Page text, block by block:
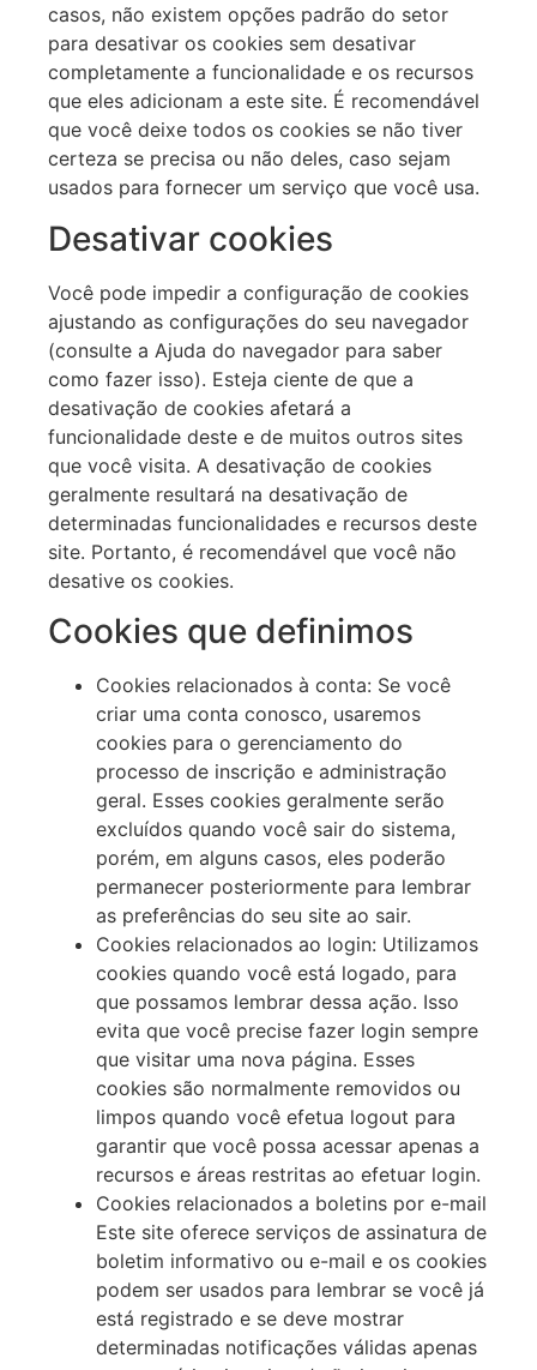
casos, não existem opções padrão do setor
para desativar os cookies sem desativar
completamente a funcionalidade e os recursos
que eles adicionam a este site. É recomendável
que você deixe todos os cookies se não tiver
certeza se precisa ou não deles, caso sejam
usados para fornecer um serviço que você usa.
Desativar cookies
Você pode impedir a configuração de cookies
ajustando as configurações do seu navegador
(consulte a Ajuda do navegador para saber
como fazer isso). Esteja ciente de que a
desativação de cookies afetará a
funcionalidade deste e de muitos outros sites
que você visita. A desativação de cookies
geralmente resultará na desativação de
determinadas funcionalidades e recursos deste
site. Portanto, é recomendável que você não
desative os cookies.
Cookies que definimos
Cookies relacionados à conta: Se você
criar uma conta conosco, usaremos
cookies para o gerenciamento do
processo de inscrição e administração
geral. Esses cookies geralmente serão
excluídos quando você sair do sistema,
porém, em alguns casos, eles poderão
permanecer posteriormente para lembrar
as preferências do seu site ao sair.
Cookies relacionados ao login: Utilizamos
cookies quando você está logado, para
que possamos lembrar dessa ação. Isso
evita que você precise fazer login sempre
que visitar uma nova página. Esses
cookies são normalmente removidos ou
limpos quando você efetua logout para
garantir que você possa acessar apenas a
recursos e áreas restritas ao efetuar login.
Cookies relacionados a boletins por e-mail
Este site oferece serviços de assinatura de
boletim informativo ou e-mail e os cookies
podem ser usados para lembrar se você já
está registrado e se deve mostrar
determinadas notificações válidas apenas